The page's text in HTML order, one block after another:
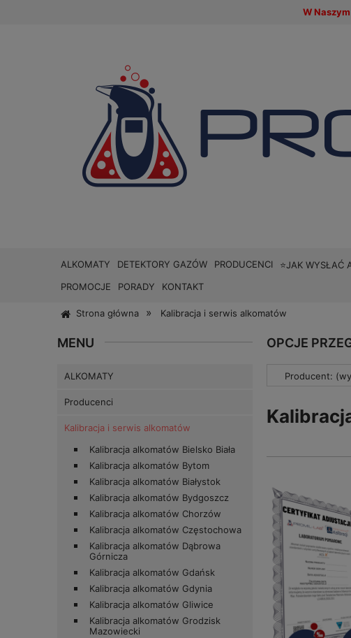
W
ALKOMATY DETEKTORY GAZÓW PRODUCENCI ⭐JAK WYSŁAĆ
PROMOCJE
PORADY KONTAKT
Strona główna » Kalibracja i serwis alkomatów
MENU
ALKOMATY
Producenci
Kalibracja i serwis alkomatów
Kalibracja alkomatów Bielsko Biała
Kalibracja alkomatów Bytom
Kalibracja alkomatów Białystok
Kalibracja alkomatów Bydgoszcz
Kalibracja alkomatów Chorzów
Kalibracja alkomatów Częstochowa
Kalibracja alkomatów Dąbrowa
Górnicza
Kalibracja alkomatów Gdańsk
Kalibracja alkomatów Gdynia
Kalibracja alkomatów Gliwice
Kalibracja alkomatów Grodzisk
Mazowiecki
OPCJE
Producent: